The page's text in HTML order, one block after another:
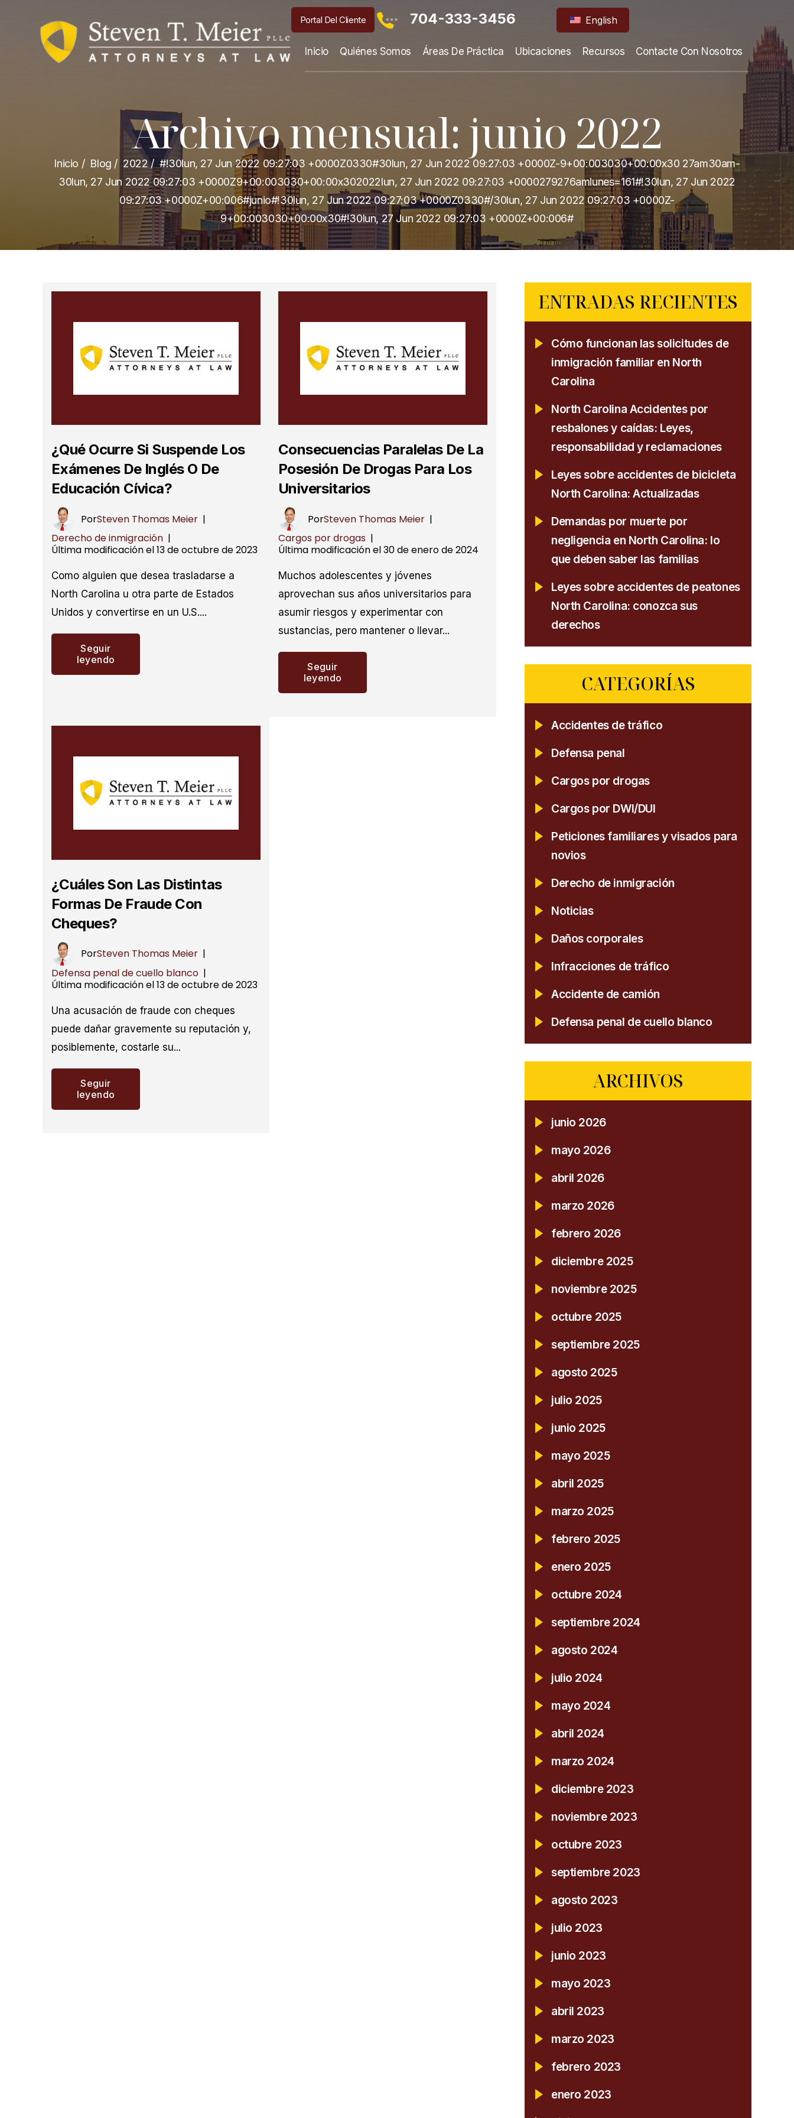
Portal Del Cliente 704-333-3456 English
Inicio Quiénes Somos Áreas De Práctica Ubicaciones Recursos Contacte Con Nosotros
Archivo mensual: junio 2022
Inicio / Blog / 2022/#!30lun, 27 Jun 2022 09:27:03 +0000Z0330#30lun, 27 Jun 2022 09:27:03 +0000Z-9+00:003030+00:00x30 27am30am-
30lun, 27 Jun 2022 09:27:03 +0000Z9+00:003030+00:00x302022lun, 27 Jun 2022 09:27:03 +0000279276amlunes=161#!30lun, 27 Jun 2022
09:27:03 +0000Z+00:006#junio#!30lun, 27 Jun 2022 09:27:03 +0000Z0330#/30lun, 27 Jun 2022 09:27:03 +0000Z-
9+00:003030+00:00x30#!30lun, 27 Jun 2022 09:27:03 +0000Z+00:006#
¿Qué Ocurre Si Suspende Los
Exámenes De Inglés O De
Educación Cívica?
PorSteven Thomas Meier |
Derecho de inmigración |
Última modificación el 13 de octubre de 2023
Como alguien que desea trasladarse a
North Carolina u otra parte de Estados
Unidos y convertirse en un U.S....
Seguir
leyendo
Consecuencias Paralelas De La
Posesión De Drogas Para Los
Universitarios
PorSteven Thomas Meier|
Cargos por drogas |
Última modificación el 30 de enero de 2024
Muchos adolescentes y jóvenes
aprovechan sus años universitarios para
asumir riesgos y experimentar con
sustancias, pero mantener o llevar...
Seguir
leyendo
¿Cuáles Son Las Distintas
Formas De Fraude Con
Cheques?
PorSteven Thomas Meier |
Defensa penal de cuello blanco |
Última modificación el 13 de octubre de 2023
Una acusación de fraude con cheques
puede dañar gravemente su reputación y,
posiblemente, costarle su...
Seguir
leyendo
ENTRADAS RECIENTES
Cómo funcionan las solicitudes de
inmigración familiar en North
Carolina
North Carolina Accidentes por
resbalones y caídas: Leyes,
responsabilidad y reclamaciones
Leyes sobre accidentes de bicicleta
North Carolina: Actualizadas
Demandas por muerte por
negligencia en North Carolina: lo
que deben saber las familias
Leyes sobre accidentes de peatones
North Carolina: conozca sus
derechos
CATEGORÍAS
Accidentes de tráfico
Defensa penal
Cargos por drogas
Cargos por DWI/DUI
Peticiones familiares y visados para
novios
Derecho de inmigración
Noticias
Daños corporales
Infracciones de tráfico
Accidente de camión
Defensa penal de cuello blanco
ARCHIVOS
junio 2026
mayo 2026
abril 2026
marzo 2026
febrero 2026
diciembre 2025
noviembre 2025
octubre 2025
septiembre 2025
agosto 2025
julio 2025
junio 2025
mayo 2025
abril 2025
marzo 2025
febrero 2025
enero 2025
octubre 2024
septiembre 2024
agosto 2024
julio 2024
mayo 2024
abril 2024
marzo 2024
diciembre 2023
noviembre 2023
octubre 2023
septiembre 2023
agosto 2023
julio 2023
junio 2023
mayo 2023
abril 2023
marzo 2023
febrero 2023
enero 2023